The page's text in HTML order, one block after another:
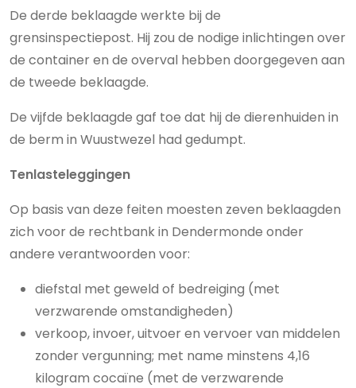
De derde beklaagde werkte bij de
grensinspectiepost. Hij zou de nodige inlichtingen over
de container en de overval hebben doorgegeven aan
de tweede beklaagde.
De vijfde beklaagde gaf toe dat hij de dierenhuiden in
de berm in Wuustwezel had gedumpt.
Tenlasteleggingen
Op basis van deze feiten moesten zeven beklaagden
zich voor de rechtbank in Dendermonde onder
andere verantwoorden voor:
diefstal met geweld of bedreiging (met
verzwarende omstandigheden)
verkoop, invoer, uitvoer en vervoer van middelen
zonder vergunning; met name minstens 4,16
kilogram cocaïne (met de verzwarende